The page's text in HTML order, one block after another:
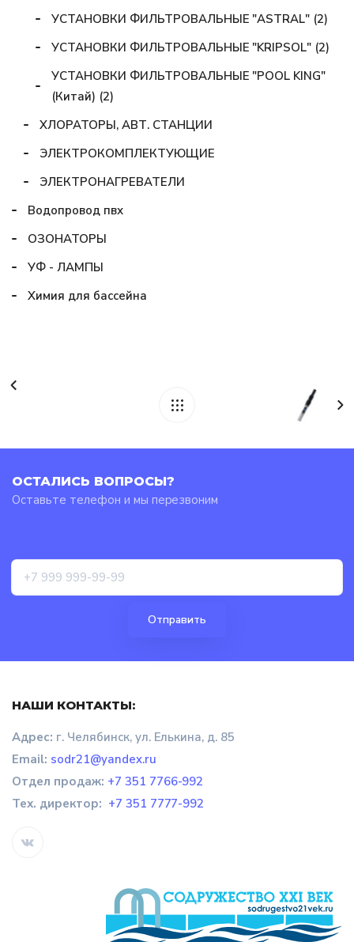
УСТАНОВКИ ФИЛЬТРОВАЛЬНЫЕ "ASTRAL" (2)
УСТАНОВКИ ФИЛЬТРОВАЛЬНЫЕ "KRIPSOL" (2)
УСТАНОВКИ ФИЛЬТРОВАЛЬНЫЕ "POOL KING"
(Китай) (2)
ХЛОРАТОРЫ, АВТ. СТАНЦИИ
ЭЛЕКТРОКОМПЛЕКТУЮЩИЕ
ЭЛЕКТРОНАГРЕВАТЕЛИ
Водопровод пвх
ОЗОНАТОРЫ
УФ - ЛАМПЫ
Химия для бассейна
ОСТАЛИСЬ ВОПРОСЫ?
Оставьте телефон и мы перезвоним
НАШИ КОНТАКТЫ:
Адрес: г. Челябинск, ул. Елькина, д. 85
Email: sodr21@yandex.ru
Отдел продаж: +7 351 7766-992
Тех. директор: +7 351 7777-992